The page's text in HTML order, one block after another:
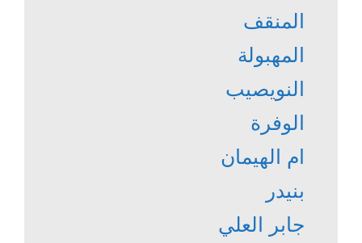
المنقف
المهبولة
النويصيب
الوفرة
ام الهيمان
بنيدر
جابر العلي